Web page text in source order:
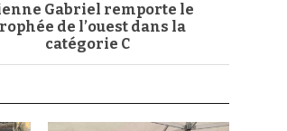
Gabriel remporte le
de l’ouest dans la
catégorie C